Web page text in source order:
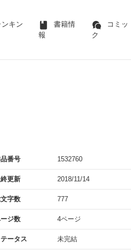
ンキン
書籍情
報
コミッ
ク
番号 1532760
更新 2018/11/14
字数 777
ジ数 4ページ
テータス 未完結